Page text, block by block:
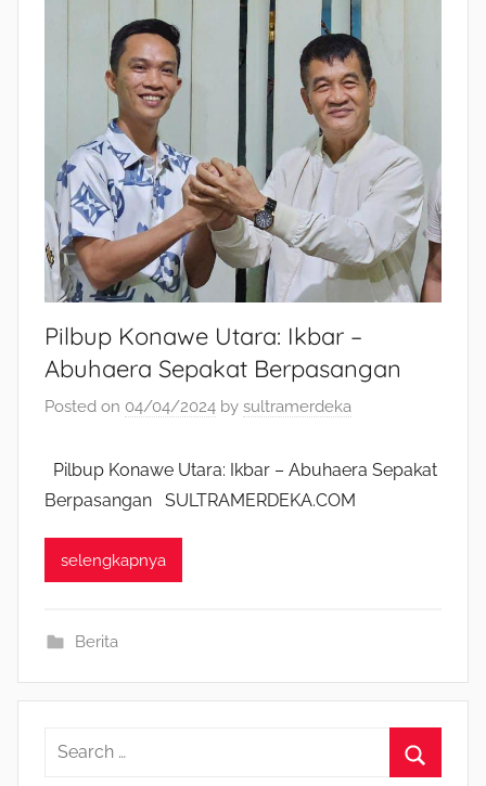
Pilbup Konawe Utara: Ikbar –
Abuhaera Sepakat Berpasangan
Posted on 04/04/2024 by sultramerdeka
Pilbup Konawe Utara: Ikbar – Abuhaera Sepakat
Berpasangan SULTRAMERDEKA.COM
selengkapnya
Berita